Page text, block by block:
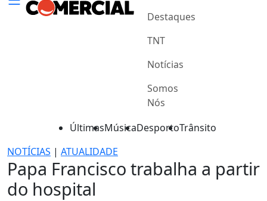
Destaques
TNT
Notícias
Somos
Nós
ÚltimasMúsicaDesportoTrânsito
NOTÍCIAS | ATUALIDADE
Papa Francisco trabalha a partir
do hospital